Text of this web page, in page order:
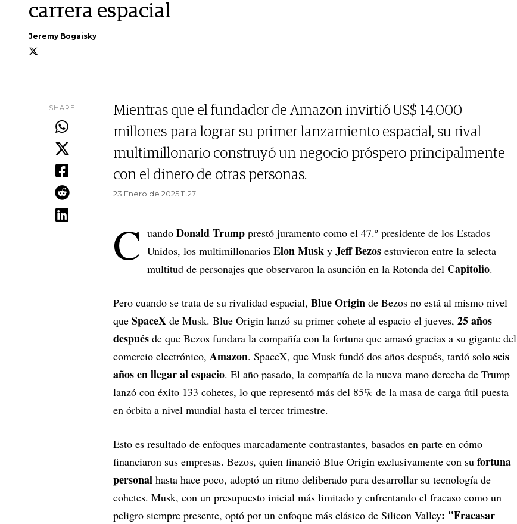
carrera espacial
Jeremy Bogaisky
SHARE
Mientras que el fundador de Amazon invirtió US$ 14.000
millones para lograr su primer lanzamiento espacial, su rival
multimillonario construyó un negocio próspero principalmente
con el dinero de otras personas.
23 Enero de 2025 11.27
C uando Donald Trump prestó juramento como el 47.º presidente de los Estados
Unidos, los multimillonarios Elon Musk y Jeff Bezos estuvieron entre la selecta
multitud de personajes que observaron la asunción en la Rotonda del Capitolio.
Pero cuando se trata de su rivalidad espacial, Blue Origin de Bezos no está al mismo nivel
que SpaceX de Musk. Blue Origin lanzó su primer cohete al espacio el jueves, 25 años
después de que Bezos fundara la compañía con la fortuna que amasó gracias a su gigante del
comercio electrónico, Amazon. SpaceX, que Musk fundó dos años después, tardó solo seis
años en llegar al espacio. El año pasado, la compañía de la nueva mano derecha de Trump
lanzó con éxito 133 cohetes, lo que representó más del 85% de la masa de carga útil puesta
en órbita a nivel mundial hasta el tercer trimestre.
Esto es resultado de enfoques marcadamente contrastantes, basados en parte en cómo
financiaron sus empresas. Bezos, quien financió Blue Origin exclusivamente con su fortuna
personal hasta hace poco, adoptó un ritmo deliberado para desarrollar su tecnología de
cohetes. Musk, con un presupuesto inicial más limitado y enfrentando el fracaso como un
peligro siempre presente, optó por un enfoque más clásico de Silicon Valley: "Fracasar